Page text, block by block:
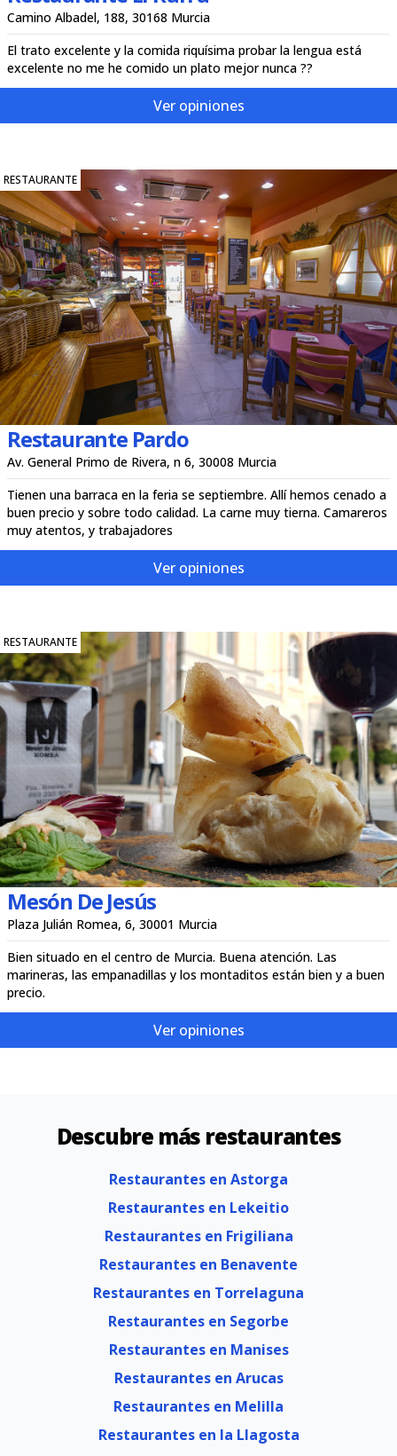
Camino Albadel, 188, 30168 Murcia
El trato excelente y la comida riquísima probar la lengua está
excelente no me he comido un plato mejor nunca ??
Ver opiniones
RESTAURANTE
Restaurante Pardo
Av. General Primo de Rivera, n 6, 30008 Murcia
Tienen una barraca en la feria se septiembre. Allí hemos cenado a
buen precio y sobre todo calidad. La carne muy tierna. Camareros
muy atentos, y trabajadores
Ver opiniones
RESTAURANTE
Mesón De Jesús
Plaza Julián Romea, 6, 30001 Murcia
Bien situado en el centro de Murcia. Buena atención. Las
marineras, las empanadillas y los montaditos están bien y a buen
precio.
Ver opiniones
Descubre más restaurantes
Restaurantes en Astorga
Restaurantes en Lekeitio
Restaurantes en Frigiliana
Restaurantes en Benavente
Restaurantes en Torrelaguna
Restaurantes en Segorbe
Restaurantes en Manises
Restaurantes en Arucas
Restaurantes en Melilla
Restaurantes en la Llagosta